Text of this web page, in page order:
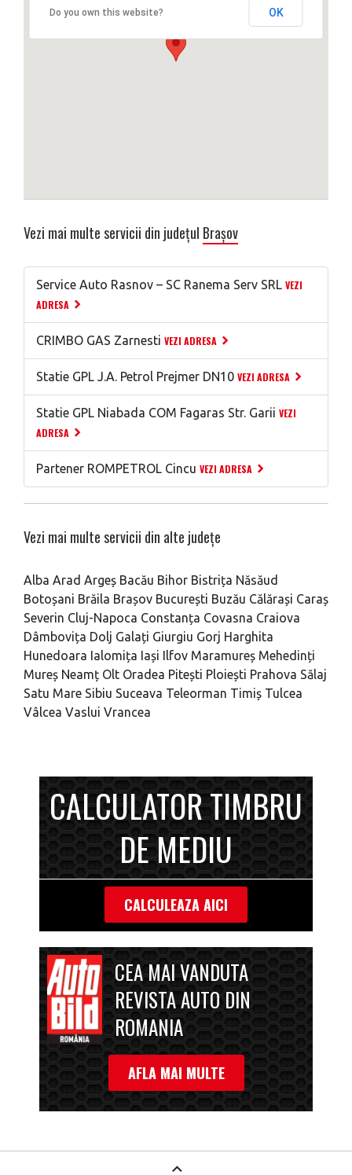
Do you own this website? OK
Vezi mai multe servicii din județul Brașov
Service Auto Rasnov – SC Ranema Serv SRL VEZI
ADRESA
CRIMBO GAS Zarnesti VEZI ADRESA
Statie GPL J.A. Petrol Prejmer DN10 VEZI ADRESA
Statie GPL Niabada COM Fagaras Str. Garii VEZI
ADRESA
Partener ROMPETROL Cincu VEZI ADRESA
Vezi mai multe servicii din alte județe
Alba Arad Argeș Bacău Bihor Bistrița Năsăud
Botoșani Brăila Brașov București Buzău Călărași Caraș
Severin Cluj-Napoca Constanța Covasna Craiova
Dâmbovița Dolj Galați Giurgiu Gorj Harghita
Hunedoara Ialomița Iași Ilfov Maramureș Mehedinți
Mureș Neamț Olt Oradea Pitești Ploiești Prahova Sălaj
Satu Mare Sibiu Suceava Teleorman Timiș Tulcea
Vâlcea Vaslui Vrancea
CALCULATOR TIMBRU
DE MEDIU
CALCULEAZA AICI
CEA MAI VANDUTA
REVISTA AUTO DIN
ROMANIA
AFLA MAI MULTE